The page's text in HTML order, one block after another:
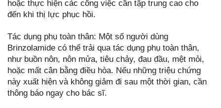
hoặc thực hiện các công việc cần tập trung cao cho
đến khi thị lực phục hồi.
Tác dụng phụ toàn thân: Một số người dùng
Brinzolamide có thể trải qua tác dụng phụ toàn thân,
như buồn nôn, nôn mửa, tiêu chảy, đau đầu, mệt mỏi,
hoặc mất cân bằng điều hòa. Nếu những triệu chứng
này xuất hiện và không giảm đi sau một thời gian, cần
thông báo ngay cho bác sĩ.